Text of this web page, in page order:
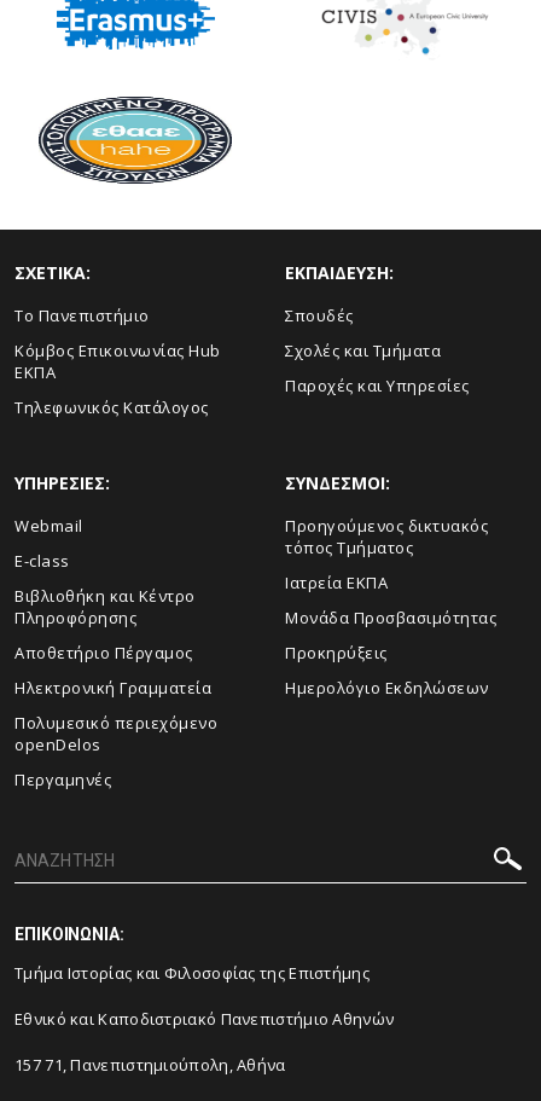
ΣΧΕΤΙΚΑ:
Το Πανεπιστήμιο
Κόμβος Επικοινωνίας Hub
ΕΚΠΑ
Τηλεφωνικός Κατάλογος
ΕΚΠΑΙΔΕΥΣΗ:
Σπουδές
Σχολές και Τμήματα
Παροχές και Υπηρεσίες
ΥΠΗΡΕΣΙΕΣ:
Webmail
E-class
Βιβλιοθήκη και Κέντρο
Πληροφόρησης
Αποθετήριο Πέργαμος
Ηλεκτρονική Γραμματεία
Πολυμεσικό περιεχόμενο
openDelos
Περγαμηνές
ΣΥΝΔΕΣΜΟΙ:
Προηγούμενος δικτυακός
τόπος Τμήματος
Ιατρεία ΕΚΠΑ
Μονάδα Προσβασιμότητας
Προκηρύξεις
Ημερολόγιο Εκδηλώσεων
ΕΠΙΚΟΙΝΩΝΙΑ:
Τμήμα Ιστορίας και Φιλοσοφίας της Επιστήμης
Εθνικό και Καποδιστριακό Πανεπιστήμιο Αθηνών
157 71, Πανεπιστημιούπολη, Αθήνα